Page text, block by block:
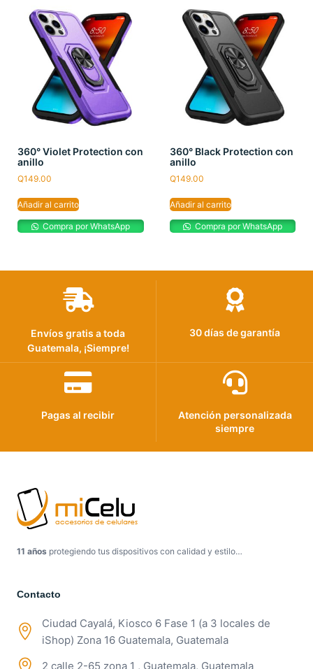
360° Violet Protection con
anillo
Q149.00
Añadir al carrito
Compra por WhatsApp
360° Black Protection con
anillo
Q149.00
Añadir al carrito
Compra por WhatsApp
Envíos gratis a toda
Guatemala, ¡Siempre!
30 días de garantía
Pagas al recibir
Atención personalizada
siempre
11 años protegiendo tus dispositivos con calidad y estilo…
Contacto
Ciudad Cayalá, Kiosco 6 Fase 1 (a 3 locales de
iShop) Zona 16 Guatemala, Guatemala
2 calle 2-65 zona 1 , Guatemala, Guatemala